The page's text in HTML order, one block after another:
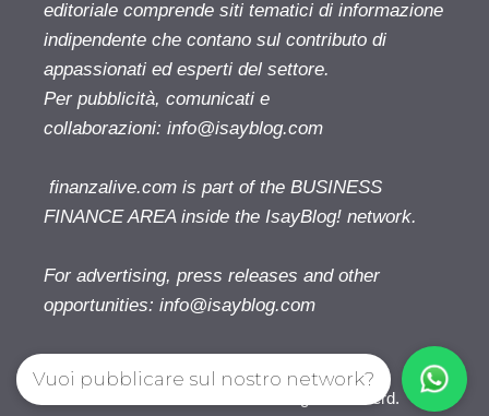
editoriale comprende siti tematici di informazione
indipendente che contano sul contributo di
appassionati ed esperti del settore.
Per pubblicità, comunicati e
collaborazioni: info@isayblog.com
finanzalive.com is part of the BUSINESS
FINANCE AREA inside the IsayBlog! network.
For advertising, press releases and other
opportunities: info@isayblog.com
Finanzalive.com © 2026. All right reserverd.
Vuoi pubblicare sul nostro network?